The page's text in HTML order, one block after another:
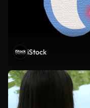
iStock